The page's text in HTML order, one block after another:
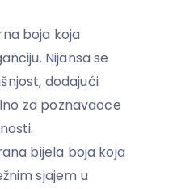
boja koja
Nijansa se
dodajući
za poznavaoce
bijela boja koja
sjajem u